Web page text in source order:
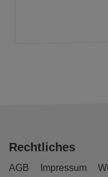
Rechtliches
AGB Impressum